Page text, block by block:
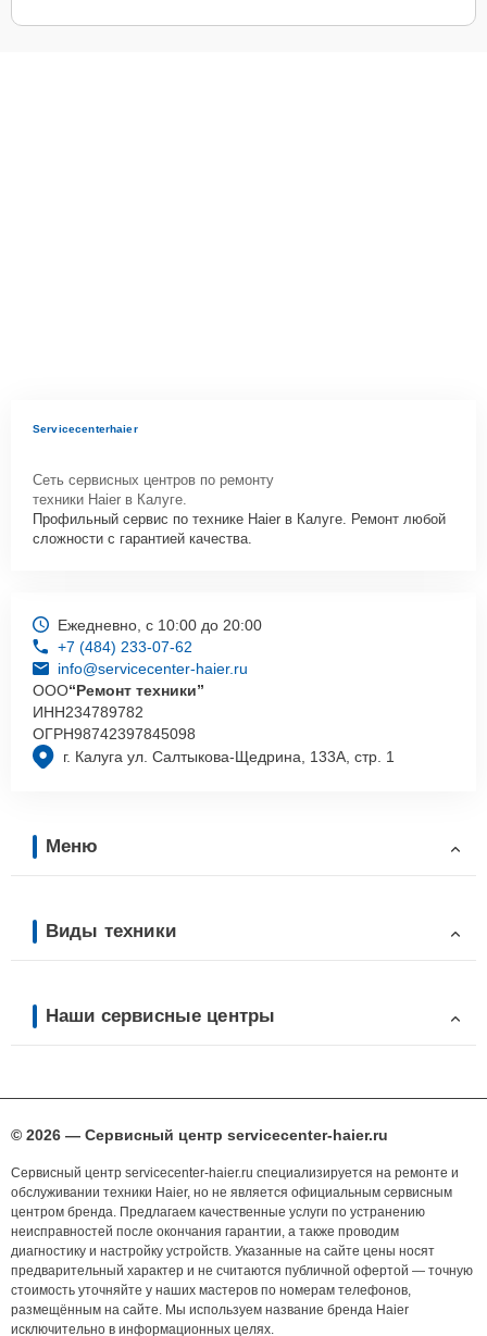
Servicecenterhaier
Сеть сервисных центров по ремонту
техники Haier в Калуге.
Профильный сервис по технике Haier в Калуге. Ремонт любой
сложности с гарантией качества.
г. Калуга ул. Салтыкова-Щедрина, 133А, стр. 1
Ежедневно, с 10:00 до 20:00
+7 (484) 233-07-62
info@servicecenter-haier.ru
ООО“Ремонт техники”
ИНН234789782
ОГРН98742397845098
Меню
Виды техники
Наши сервисные центры
© 2026 — Сервисный центр servicecenter-haier.ru
Сервисный центр servicecenter-haier.ru специализируется на ремонте и
обслуживании техники Haier, но не является официальным сервисным
центром бренда. Предлагаем качественные услуги по устранению
неисправностей после окончания гарантии, а также проводим
диагностику и настройку устройств. Указанные на сайте цены носят
предварительный характер и не считаются публичной офертой — точную
стоимость уточняйте у наших мастеров по номерам телефонов,
размещённым на сайте. Мы используем название бренда Haier
исключительно в информационных целях.